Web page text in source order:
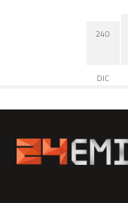
240
DIC